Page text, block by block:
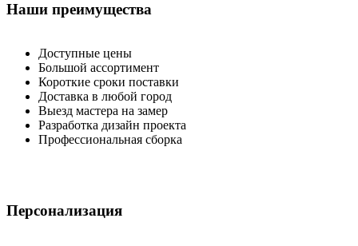
Наши преимущества
Доступные цены
Большой ассортимент
Короткие сроки поставки
Доставка в любой город
Выезд мастера на замер
Разработка дизайн проекта
Профессиональная сборка
Персонализация